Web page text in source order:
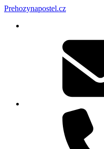
Prehozynapostel.cz